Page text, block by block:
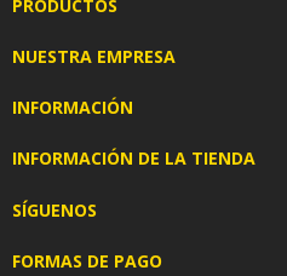
PRODUCTOS
NUESTRA EMPRESA
INFORMACIÓN
INFORMACIÓN DE LA TIENDA
SÍGUENOS
FORMAS DE PAGO